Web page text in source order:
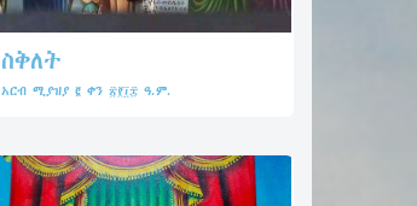
ስቅለት
አርብ ሚያዝያ ፪ ቀን ፳፻፲፰ ዓ.ም.